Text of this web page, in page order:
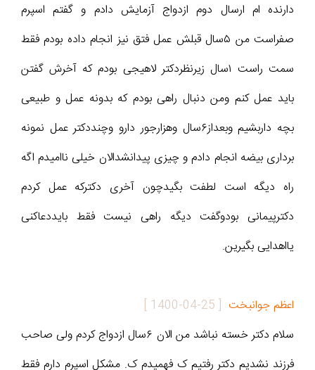
دارنده ام ارسال دوم ازدواج آزمایش دادم و گفتم اسپرم
صفراست من ۵سال قبلش عمل فتق نیز انجام داده بودم فقط
سمت راست ۱سال زیرنظردکتر لاهیجی بودم که آخرش گفتن
باید عمل کنم ومن دنبال راهی بودم که بدونه عمل و طبیعی
بچه داربشیم وبعداز۶سال وهزارجور دارو وچنددکتر عمل نمونه
برداری بیضه انجام دادم و چیزی پیدانشدالان خیلی ناامیدم اگه
راه دیگه است لطفت بگیدچون آخری دکترکه عمل کردم
دکترپیمانی بودوگفت دیگه راهی نیست فقط بایددعاکنی
یااهدایی بگیرین.
اعظم جوانبخت [
1400-04-25
]
سلام دکتر خسته نباشد من الان ۶سال ازدواج کردم ولی صاحب
فرزند نشدیم دکتر رفتیم ک فهمیدم ک. مشکل اسپرم دارم فقط